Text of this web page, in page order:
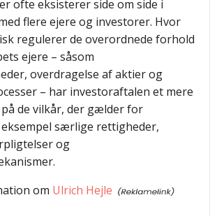
ofte eksisterer side om side i
flere ejere og investorer. Hvor
regulerer de overordnede forhold
ejere – såsom
overdragelse af aktier og
– har investoraftalen et mere
de vilkår, der gælder for
særlige rettigheder,
og
om Ulrich Hejle